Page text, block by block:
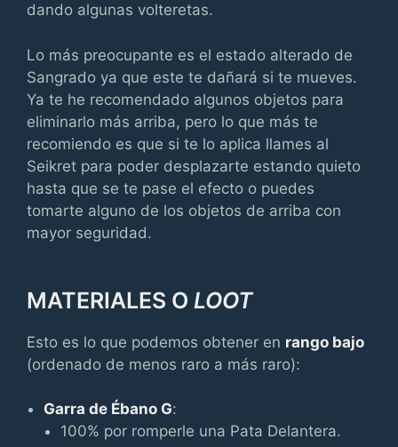
dando algunas volteretas.
Lo más preocupante es el estado alterado de
Sangrado ya que este te dañará si te mueves.
Ya te he recomendado algunos objetos para
eliminarlo más arriba, pero lo que más te
recomiendo es que si te lo aplica llames al
Seikret para poder desplazarte estando quieto
hasta que se te pase el efecto o puedes
tomarte alguno de los objetos de arriba con
mayor seguridad.
MATERIALES O LOOT
Esto es lo que podemos obtener en rango bajo
(ordenado de menos raro a más raro):
Garra de Ébano G:
100% por romperle una Pata Delantera.